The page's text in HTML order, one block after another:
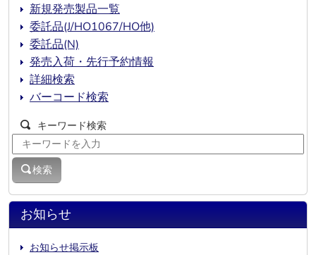
お知らせ
お知らせ掲示板
新規発売製品一覧
委託品(J/HO1067/HO他)
委託品(N)
発売入荷・先行予約情報
詳細検索
バーコード検索
キーワード検索
検索